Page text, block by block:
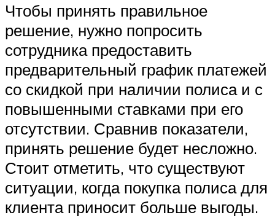
Чтобы принять правильное
решение, нужно попросить
сотрудника предоставить
предварительный график платежей
со скидкой при наличии полиса и с
повышенными ставками при его
отсутствии. Сравнив показатели,
принять решение будет несложно.
Стоит отметить, что существуют
ситуации, когда покупка полиса для
клиента приносит больше выгоды.